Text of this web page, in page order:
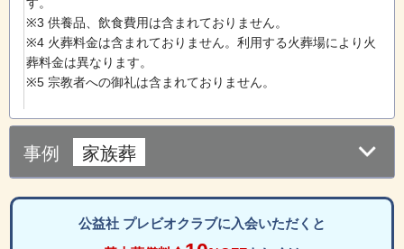
※3 供養品、飲食費用は含まれておりません。
※4 火葬料金は含まれておりません。利用する火葬場により火
葬料金は異なります。
※5 宗教者への御礼は含まれておりません。
事例 家族葬
公益社 プレビオクラブに入会いただくと